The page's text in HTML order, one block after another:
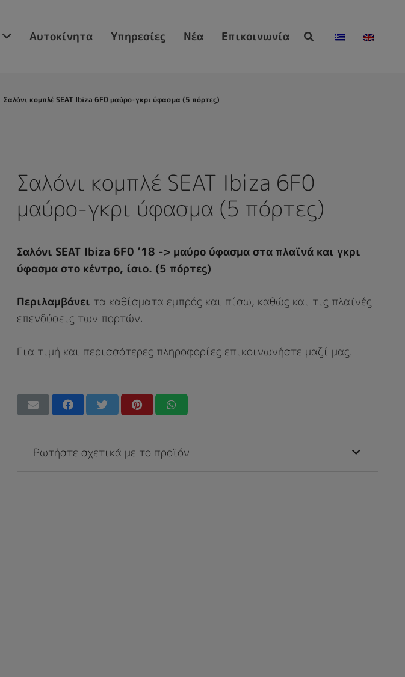
Αυτοκίνητα Υπηρεσίες Νέα Επικοινωνία
Σαλόνι κομπλέ SEAT Ibiza 6F0 μαύρο-γκρι ύφασμα (5 πόρτες)
Σαλόνι κομπλέ SEAT Ibiza 6F0
μαύρο-γκρι ύφασμα (5 πόρτες)
Σαλόνι SEAT Ibiza 6F0 ’18 -> μαύρο ύφασμα στα πλαϊνά και γκρι
ύφασμα στο κέντρο, ίσιο. (5 πόρτες)
Περιλαμβάνει τα καθίσματα εμπρός και πίσω, καθώς και τις πλαϊνές
επενδύσεις των πορτών.
Για τιμή και περισσότερες πληροφορίες επικοινωνήστε μαζί μας.
Ρωτήστε σχετικά με το προϊόν